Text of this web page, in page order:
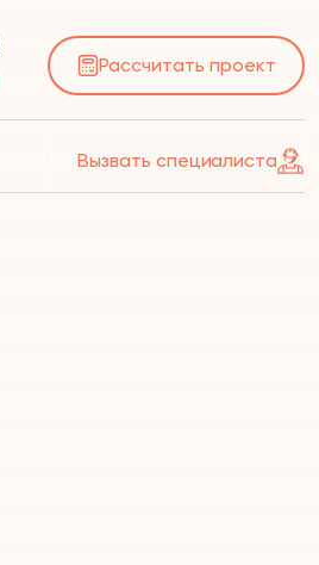
Рассчитать проект
Вызвать специалиста